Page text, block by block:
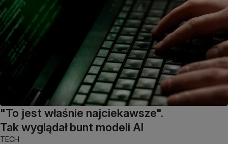
"To jest właśnie najciekawsze".
Tak wyglądał bunt modeli AI
TECH